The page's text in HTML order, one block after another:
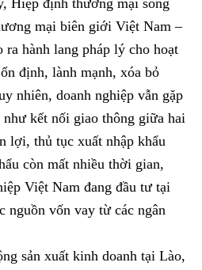
Hiệp định thương mại song
mại biên giới Việt Nam –
ra hành lang pháp lý cho hoạt
định, lành mạnh, xóa bỏ
nhiên, doanh nghiệp vẫn gặp
kết nối giao thông giữa hai
lợi, thủ tục xuất nhập khẩu
còn mất nhiều thời gian,
Việt Nam đang đầu tư tại
nguồn vốn vay từ các ngân
sản xuất kinh doanh tại Lào,